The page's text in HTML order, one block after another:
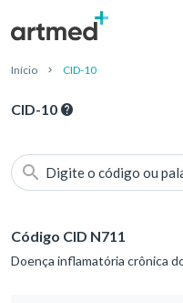
Início CID-10
CID-10
Digite o código ou
Código CID N711
Doença inflamatória crônica